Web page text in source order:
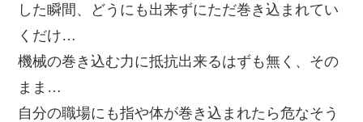
した瞬間、どうにも出来ずにただ巻き込まれてい
くだけ…
機械の巻き込む力に抵抗出来るはずも無く、その
まま…
自分の職場にも指や体が巻き込まれたら危なそう